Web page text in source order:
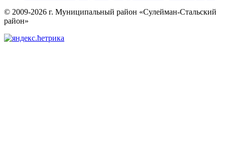
© 2009-2026 г. Муниципальный район «Сулейман-Стальский
район»